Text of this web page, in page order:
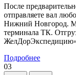
После
отправляете вал
Нижний Новгород.
терминала ТК.
Подробнее
03